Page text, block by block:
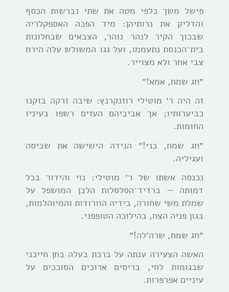
פישל משך כלפי מטה את שתי נברשות הכסף
והדליק את נרותיהן: מיד הפכה האספקלריה
שבכוך הקיר לנהר נוהר, הצבאים שבחלונות
בית־הכנסת נתעממו, ועל גגו המשולש עלה הירח
צבי אחר ולא מצוייר.
״חג שמח, אמא!״
זה היה ר׳ מוטילי רוזנקרנץ: שיבה זרקה בזקנו
כביערותיו; אך אביביהם העזים רשפו בעיניו
החומות.
״חג שמח, בני!״ הנידה הישישה את שביסה
ועגיליה.
נכנסה אשתו של ר׳ מוטילי: נוי והידור בכל
דמותה — ברדיד־הסלסלות הלבן המושפל על
שמלת משי שחורה, בידיה הוורודות והמיוהלמות,
בגון פניה הצח, בהילוכה הטופפני.
״חג שמח, שרה׳לה!״
האשה הצעירה ענתה על ברכת בעלה בחן חייכני
שבגומות לחי, בריסים ארוכים הסוככים על
עיניים אפרפרות.